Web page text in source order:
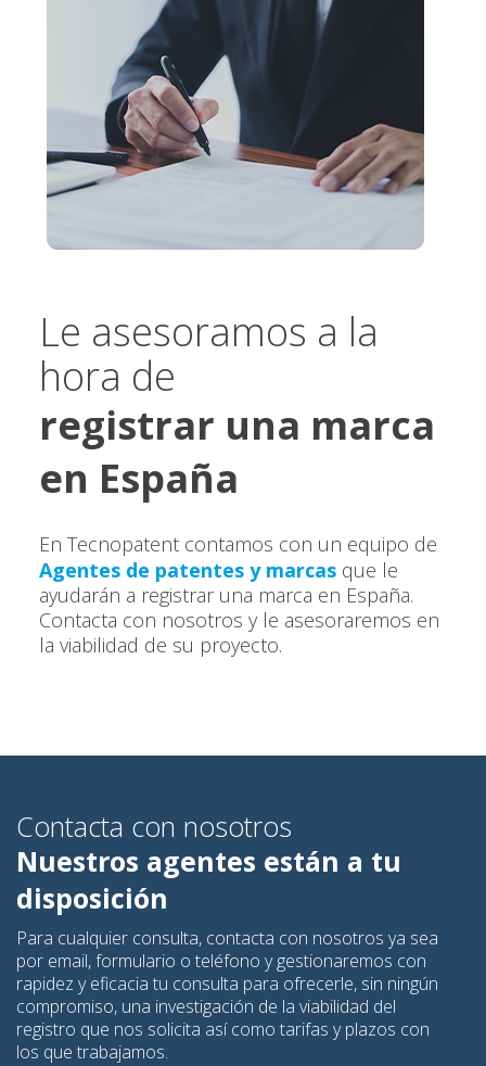
Le asesoramos a la
hora de
registrar una marca
en España
En Tecnopatent contamos con un equipo de
Agentes de patentes y marcasque le
ayudarán a registrar una marca en España.
Contacta con nosotros y le asesoraremos en
la viabilidad de su proyecto.
Contacta con nosotros
Nuestros agentes están a tu
disposición
Para cualquier consulta, contacta con nosotros ya sea
por email, formulario o teléfono y gestionaremos con
rapidez y eficacia tu consulta para ofrecerle, sin ningún
compromiso, una investigación de la viabilidad del
registro que nos solicita así como tarifas y plazos con
los que trabajamos.